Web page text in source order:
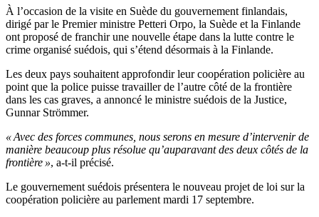
À l’occasion de la visite en Suède du gouvernement finlandais,
dirigé par le Premier ministre Petteri Orpo, la Suède et la Finlande
ont proposé de franchir une nouvelle étape dans la lutte contre le
crime organisé suédois, qui s’étend désormais à la Finlande.
Les deux pays souhaitent approfondir leur coopération policière au
point que la police puisse travailler de l’autre côté de la frontière
dans les cas graves, a annoncé le ministre suédois de la Justice,
Gunnar Strömmer.
« Avec des forces communes, nous serons en mesure d’intervenir de
manière beaucoup plus résolue qu’auparavant des deux côtés de la
frontière », a-t-il précisé.
Le gouvernement suédois présentera le nouveau projet de loi sur la
coopération policière au parlement mardi 17 septembre.